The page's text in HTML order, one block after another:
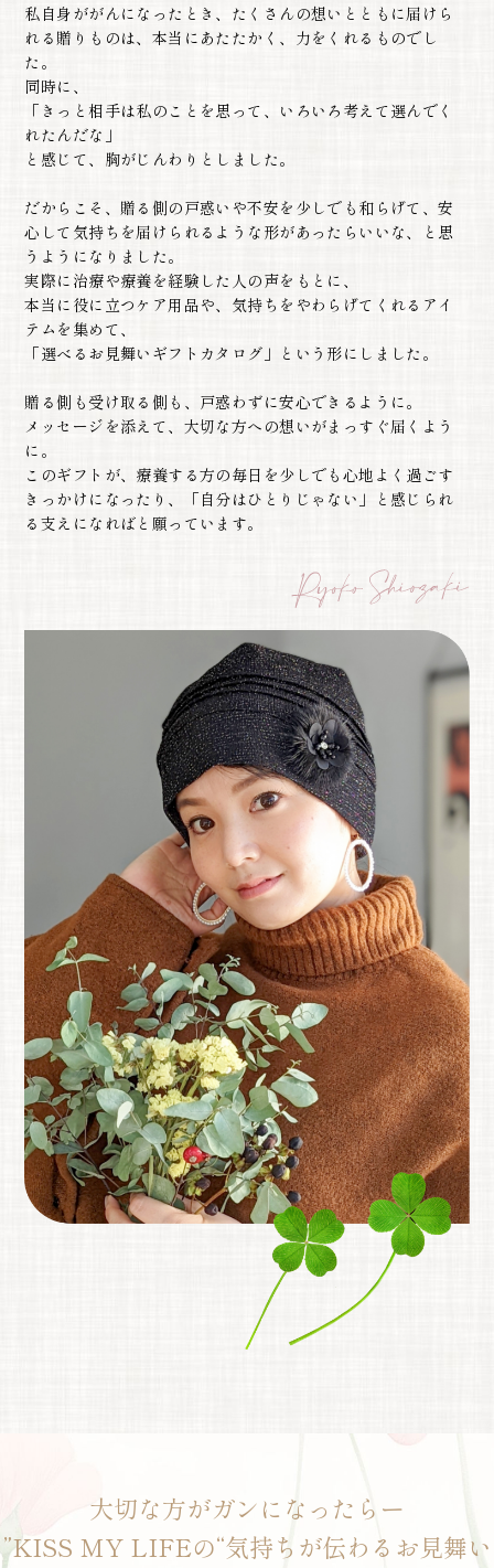
私自身ががんになったとき、たくさんの想いとともに届けら
れる贈りものは、本当にあたたかく、力をくれるものでし
た。
同時に、
「きっと相手は私のことを思って、いろいろ考えて選んでく
れたんだな」
と感じて、胸がじんわりとしました。
だからこそ、贈る側の戸惑いや不安を少しでも和らげて、安
心して気持ちを届けられるような形があったらいいな、と思
うようになりました。
実際に治療や療養を経験した人の声をもとに、
本当に役に立つケア用品や、気持ちをやわらげてくれるアイ
テムを集めて、
「選べるお見舞いギフトカタログ」という形にしました。
贈る側も受け取る側も、戸惑わずに安心できるように。
メッセージを添えて、大切な方への想いがまっすぐ届くよう
に。
このギフトが、療養する方の毎日を少しでも心地よく過ごす
きっかけになったり、「自分はひとりじゃない」と感じられ
る支えになればと願っています。
大切な方がガンになったらー
”KISS MY LIFEの“気持ちが伝わるお見舞い